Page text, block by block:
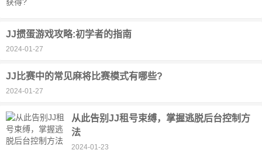
JJ掼蛋游戏攻略:初学者的指南
2024-01-27
JJ比赛中的常见麻将比赛模式有哪些?
2024-01-27
从此告别JJ租号束缚，掌握逃脱后台控制方
法
2024-01-23